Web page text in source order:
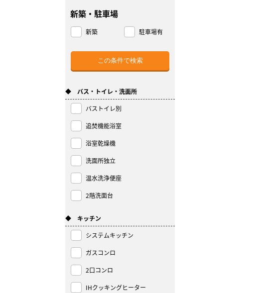
新築・駐車場
新築 駐車場有
◆ バス・トイレ・洗面所
バストイレ別
追焚機能浴室
浴室乾燥機
洗面所独立
温水洗浄便座
2階洗面台
◆ キッチン
システムキッチン
ガスコンロ
2口コンロ
IHクッキングヒーター